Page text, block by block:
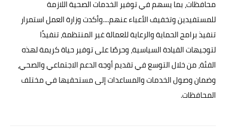
محافظات، بما يسهم في توفير الخدمات الصحية اللازمة
للمستفيدين وتخفيف الأعباء عنهم....وأكدت وزارة العمل استمرار
تنفيذ برامج الحماية والرعاية للعمالة غير المنتظمة، تنفيذًا
لتوجيهات القيادة السياسية، وحرصًا على توفير حياة كريمة لهذه
الفئة، من خلال التوسع في تقديم أوجه الدعم الاجتماعي والصحي،
وضمان وصول الخدمات والمساعدات إلى مستحقيها في مختلف
المحافظات.